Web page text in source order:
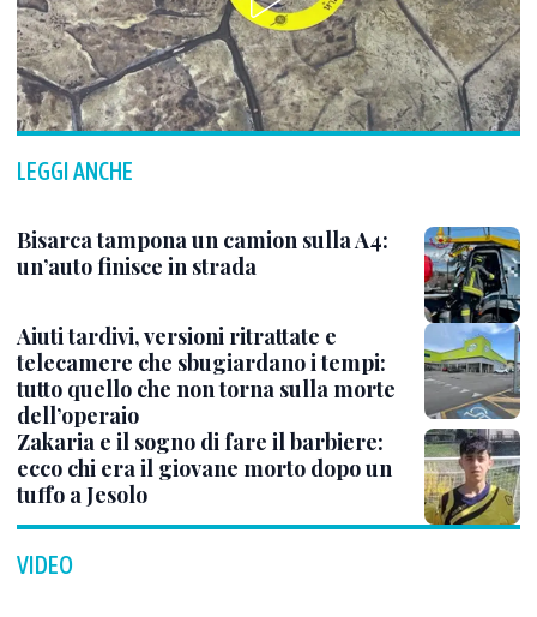
LEGGI ANCHE
Bisarca tampona un camion sulla A4:
un’auto finisce in strada
Aiuti tardivi, versioni ritrattate e
telecamere che sbugiardano i tempi:
tutto quello che non torna sulla morte
dell’operaio
Zakaria e il sogno di fare il barbiere:
ecco chi era il giovane morto dopo un
tuffo a Jesolo
VIDEO